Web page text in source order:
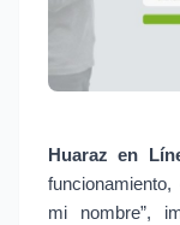
Huaraz en
mi nombre”,